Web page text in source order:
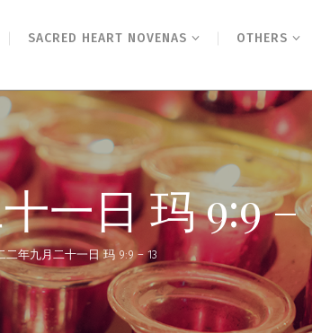
SACRED HEART NOVENAS OTHERS
一日 玛 9:9 –
二年九月二十一日 玛 9:9 – 13